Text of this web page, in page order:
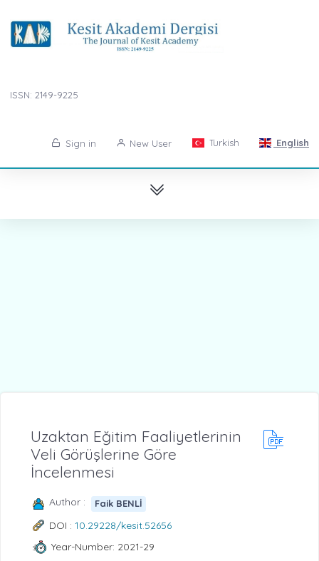
ISSN: 2149-9225
Sign in New User Turkish English
Uzaktan Eğitim Faaliyetlerinin
Veli Görüşlerine Göre
İncelenmesi
Author : Faik BENLİ
DOI : 10.29228/kesit.52656
Year-Number: 2021-29